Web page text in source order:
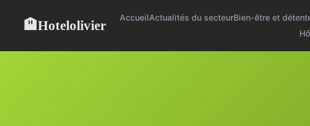
🏨Hotelolivier AccueilActualités du secteurBien-être et